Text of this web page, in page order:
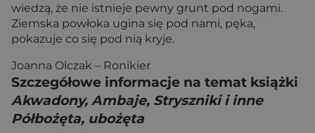
wiedzą, że nie istnieje pewny grunt pod nogami.
Ziemska powłoka ugina się pod nami, pęka,
pokazuje co się pod nią kryje.
Joanna Olczak – Ronikier
Szczegółowe informacje na temat książki
Akwadony, Ambaje, Stryszniki i inne
Półbożęta, ubożęta